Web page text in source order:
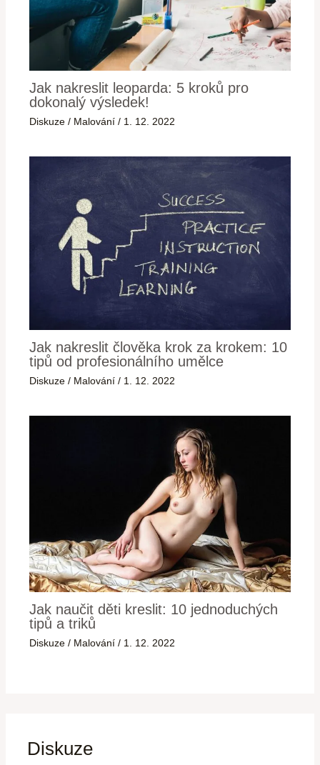
Jak nakreslit leoparda: 5 kroků pro
dokonalý výsledek!
Diskuze / Malování / 1. 12. 2022
Jak nakreslit člověka krok za krokem: 10
tipů od profesionálního umělce
Diskuze / Malování / 1. 12. 2022
Jak naučit děti kreslit: 10 jednoduchých
tipů a triků
Diskuze / Malování / 1. 12. 2022
Diskuze